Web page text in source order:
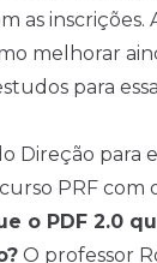
as inscrições.
melhorar
para
Direção para
PRF com
o PDF 2.0
O professor